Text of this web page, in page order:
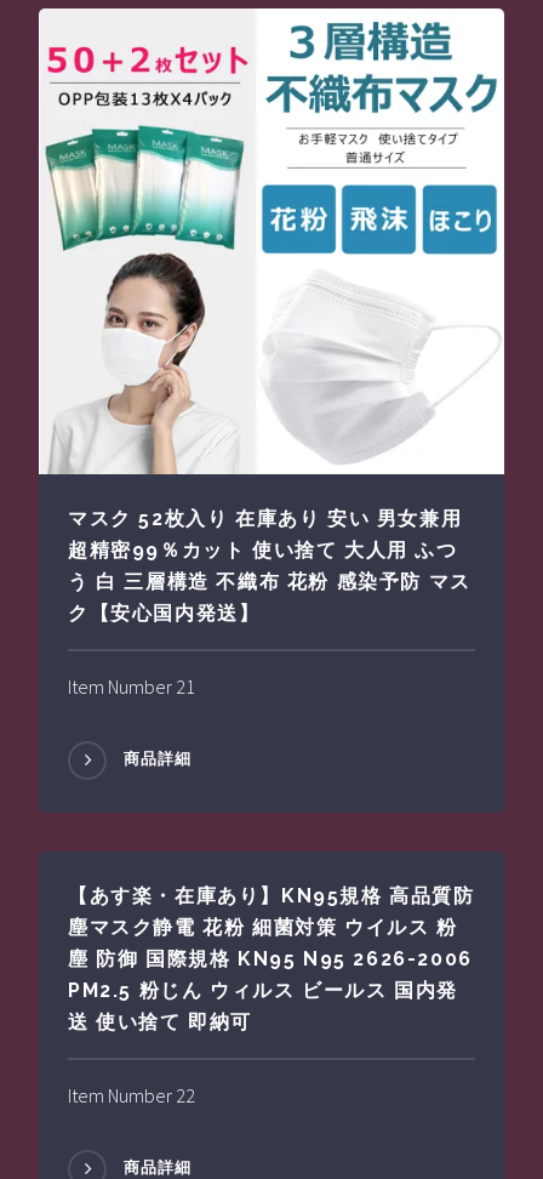
マスク 52枚入り 在庫あり 安い 男女兼用
超精密99％カット 使い捨て 大人用 ふつ
う 白 三層構造 不織布 花粉 感染予防 マス
ク【安心国内発送】
Item Number 21
商品詳細
【あす楽・在庫あり】KN95規格 高品質防
塵マスク静電 花粉 細菌対策 ウイルス 粉
塵 防御 国際規格 KN95 N95 2626-2006
PM2.5 粉じん ウィルス ビールス 国内発
送 使い捨て 即納可
Item Number 22
商品詳細